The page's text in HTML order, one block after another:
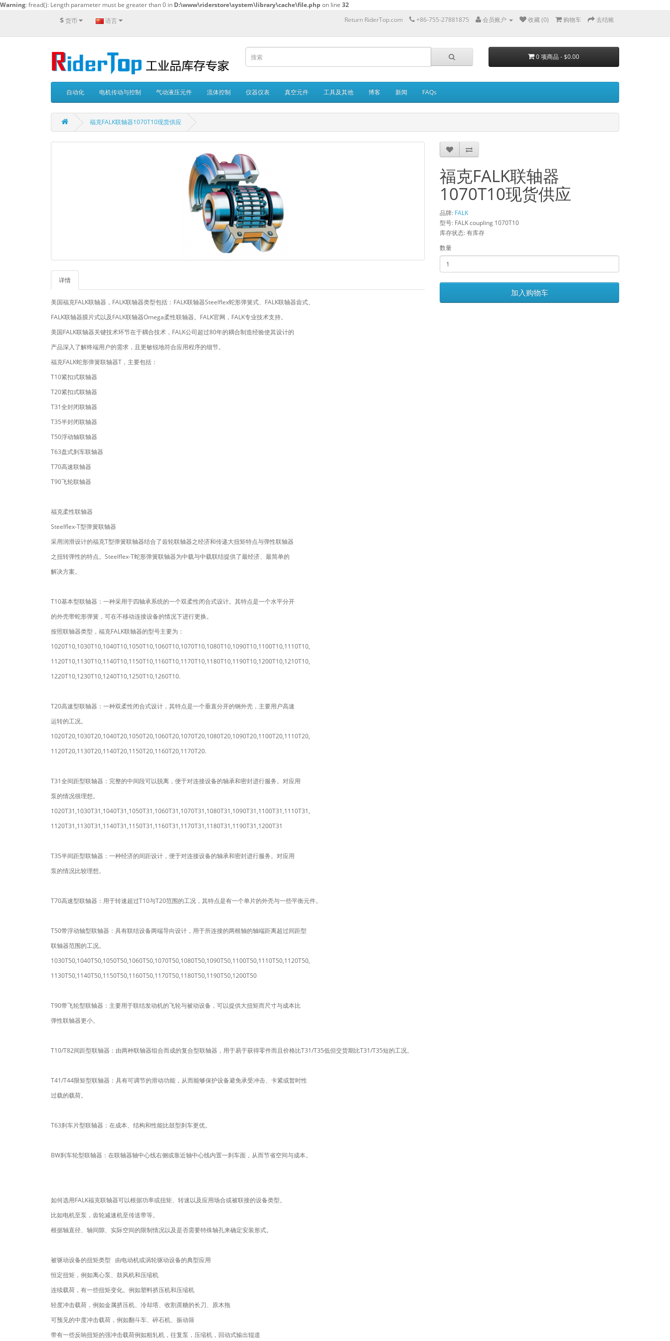
Warning: fread(): Length parameter must be greater than 0 in D:\www\riderstore\system\library\cache\file.php on line 32
$货币 语言 Return RiderTop.com +86-755-27881875 会员账户 收藏 (0) 购物车 去结账
0 项商品 - $0.00
自动化 电机传动与控制 气动液压元件 流体控制 仪器仪表 真空元件 工具及其他 博客 新闻 FAQs
福克FALK联轴器1070T10现货供应
详情
美国福克FALK联轴器，FALK联轴器类型包括：FALK联轴器Steelflex蛇形弹簧式、FALK联轴器齿式、
FALK联轴器膜片式以及FALK联轴器Omega柔性联轴器。FALK官网，FALK专业技术支持。
美国FALK联轴器关键技术环节在于耦合技术，FALK公司超过80年的耦合制造经验使其设计的
产品深入了解终端用户的需求，且更敏锐地符合应用程序的细节。
福克FALK蛇形弹簧联轴器T，主要包括：
T10紧扣式联轴器
T20紧扣式联轴器
T31全封闭联轴器
T35半封闭联轴器
T50浮动轴联轴器
T63盘式刹车联轴器
T70高速联轴器
T90飞轮联轴器
福克柔性联轴器
Steelflex-T型弹簧联轴器
采用润滑设计的福克T型弹簧联轴器结合了齿轮联轴器之经济和传递大扭矩特点与弹性联轴器
之扭转弹性的特点。Steelflex-T蛇形弹簧联轴器为中载与中载联结提供了最经济、最简单的
解决方案。
T10基本型联轴器：一种采用于四轴承系统的一个双柔性闭合式设计。其特点是一个水平分开
的外壳带蛇形弹簧，可在不移动连接设备的情况下进行更换。
按照联轴器类型，福克FALK联轴器的型号主要为：
1020T10,1030T10,1040T10,1050T10,1060T10,1070T10,1080T10,1090T10,1100T10,1110T10,
1120T10,1130T10,1140T10,1150T10,1160T10,1170T10,1180T10,1190T10,1200T10,1210T10,
1220T10,1230T10,1240T10,1250T10,1260T10.
T20高速型联轴器：一种双柔性闭合式设计，其特点是一个垂直分开的钢外壳，主要用户高速
运转的工况。
1020T20,1030T20,1040T20,1050T20,1060T20,1070T20,1080T20,1090T20,1100T20,1110T20,
1120T20,1130T20,1140T20,1150T20,1160T20,1170T20.
T31全间距型联轴器：完整的中间段可以脱离，便于对连接设备的轴承和密封进行服务。对应用
泵的情况很理想。
1020T31,1030T31,1040T31,1050T31,1060T31,1070T31,1080T31,1090T31,1100T31,1110T31,
1120T31,1130T31,1140T31,1150T31,1160T31,1170T31,1180T31,1190T31,1200T31
T35半间距型联轴器：一种经济的间距设计，便于对连接设备的轴承和密封进行服务。对应用
泵的情况比较理想。
T70高速型联轴器：用于转速超过T10与T20范围的工况，其特点是有一个单片的外壳与一些平衡元件。
T50带浮动轴型联轴器：具有联结设备两端导向设计，用于所连接的两根轴的轴端距离超过间距型
联轴器范围的工况。
1030T50,1040T50,1050T50,1060T50,1070T50,1080T50,1090T50,1100T50,1110T50,1120T50,
1130T50,1140T50,1150T50,1160T50,1170T50,1180T50,1190T50,1200T50
T90带飞轮型联轴器：主要用于联结发动机的飞轮与被动设备，可以提供大扭矩而尺寸与成本比
弹性联轴器更小。
T10/T82间距型联轴器：由两种联轴器组合而成的复合型联轴器，用于易于获得零件而且价格比T31/T35低但交货期比T31/T35短的工况。
T41/T44限矩型联轴器：具有可调节的滑动功能，从而能够保护设备避免承受冲击、卡紧或暂时性
过载的载荷。
T63刹车片型联轴器：在成本、结构和性能比鼓型刹车更优。
BW刹车轮型联轴器：在联轴器轴中心线右侧或靠近轴中心线内置一刹车面，从而节省空间与成本。
如何选用FALK福克联轴器可以根据功率或扭矩、转速以及应用场合或被联接的设备类型。
比如电机至泵，齿轮减速机至传送带等。
根据轴直径、轴间隙、实际空间的限制情况以及是否需要特殊轴孔来确定安装形式。
被驱动设备的扭矩类型 由电动机或涡轮驱动设备的典型应用
恒定扭矩，例如离心泵、鼓风机和压缩机
连续载荷，有一些扭矩变化。例如塑料挤压机和压缩机
轻度冲击载荷，例如金属挤压机、冷却塔、收割蔗糖的长刀、原木拖
可预见的中度冲击载荷，例如翻斗车、碎石机、振动筛
带有一些反响扭矩的强冲击载荷例如粗轧机，往复泵，压缩机，回动式输出辊道
福克FALK联轴器
1070T10现货供应
品牌: FALK
型号: FALK coupling 1070T10
库存状态: 有库存
数量
加入购物车